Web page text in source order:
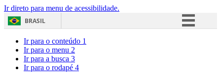
Ir direto para menu de acessibilidade.
BRASIL
Ir para o conteúdo 1
Ir para o menu 2
Ir para a busca 3
Ir para o rodapé 4